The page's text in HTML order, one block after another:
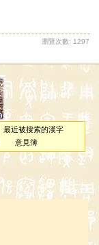
瀏覽次數: 1297
最近被搜索的漢字
意見簿